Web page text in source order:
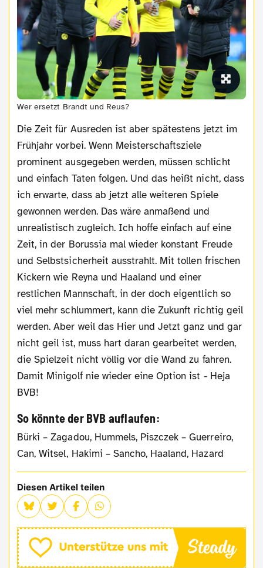
Wer ersetzt Brandt und Reus?
Die Zeit für Ausreden ist aber spätestens jetzt im
Frühjahr vorbei. Wenn Meisterschaftsziele
prominent ausgegeben werden, müssen schlicht
und einfach Taten folgen. Und das heißt nicht, dass
ich erwarte, dass ab jetzt alle weiteren Spiele
gewonnen werden. Das wäre anmaßend und
unrealistisch zugleich. Ich hoffe einfach auf eine
Zeit, in der Borussia mal wieder konstant Freude
und Selbstsicherheit ausstrahlt. Mit tollen frischen
Kickern wie Reyna und Haaland und einer
restlichen Mannschaft, in der doch eigentlich so
viel mehr schlummert, kann die Zukunft richtig geil
werden. Aber weil das Hier und Jetzt ganz und gar
nicht geil ist, muss hart daran gearbeitet werden,
die Spielzeit nicht völlig vor die Wand zu fahren.
Damit Minigolf nie wieder eine Option ist - Heja
BVB!
So könnte der BVB auflaufen:
Bürki – Zagadou, Hummels, Piszczek – Guerreiro,
Can, Witsel, Hakimi – Sancho, Haaland, Hazard
Diesen Artikel teilen